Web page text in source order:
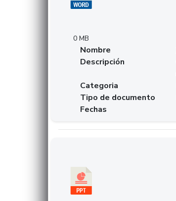
0 MB
Nombre
Descripción
Categoria
Tipo de documento
Fechas